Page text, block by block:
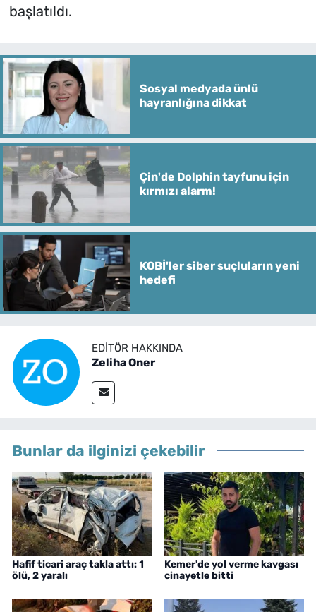
başlatıldı.
Sosyal medyada ünlü
hayranlığına dikkat
Çin'de Dolphin tayfunu için
kırmızı alarm!
KOBİ'ler siber suçluların yeni
hedefi
EDITÖR HAKKINDA
Zeliha Oner
Bunlar da ilginizi çekebilir
Hafif ticari araç takla attı: 1
ölü, 2 yaralı
Kemer'de yol verme kavgası
cinayetle bitti